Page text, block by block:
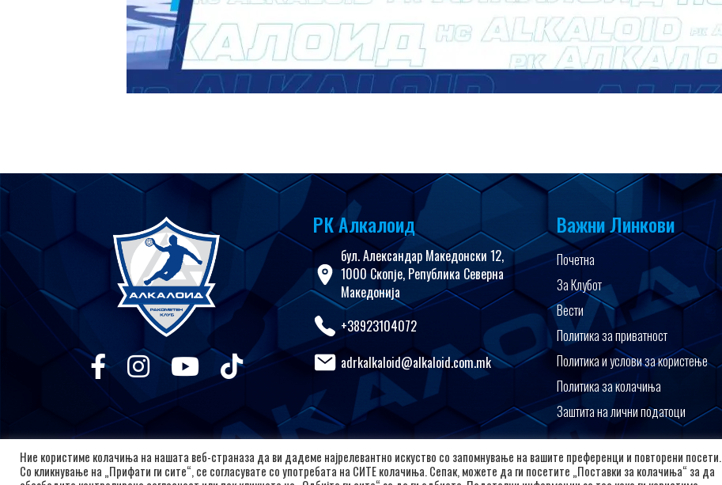
РК Алкалоид
бул. Александар Македонски 12,
1000 Скопје, Република Северна
Македонија
+38923104072
adrkalkaloid@alkaloid.com.mk
Важни Линкови
Почетна
За Клубот
Вести
Политика за приватност
Политика и услови за користење
Политика за колачиња
Заштита на лични податоци
Copyright © 2026 РК Алкалоид
Ние користиме колачиња на нашата веб-страназа да ви дадеме најрелевантно искуство со запомнување на вашите преференци и повторени посети.
Со кликнување на „Прифати ги сите“, се согласувате со употребата на СИТЕ колачиња. Сепак, можете да ги посетите „Поставки за колачиња“ за да